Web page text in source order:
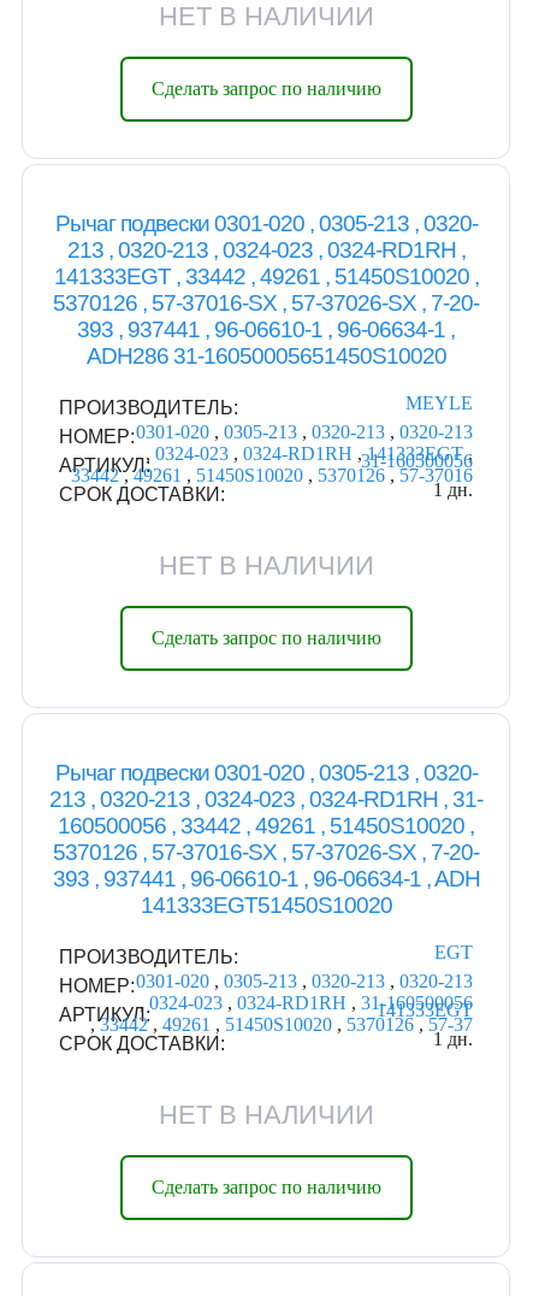
НЕТ В НАЛИЧИИ
Сделать запрос по наличию
Рычаг подвески 0301-020 , 0305-213 , 0320-
213 , 0320-213 , 0324-023 , 0324-RD1RH ,
141333EGT , 33442 , 49261 , 51450S10020 ,
5370126 , 57-37016-SX , 57-37026-SX , 7-20-
393 , 937441 , 96-06610-1 , 96-06634-1 ,
ADH286 31-16050005651450S10020
ПРОИЗВОДИТЕЛЬ:
MEYLE
НОМЕР:0301-020 ,0305-213 ,0320-213 ,0320-213
,0324-023 ,0324-RD1RH ,141333EGT,
33442,49261 , 51450S10020 , 5370126 , 57-37016
АРТИКУЛ:
31-160500056
СРОК ДОСТАВКИ:
1 дн.
НЕТ В НАЛИЧИИ
Сделать запрос по наличию
Рычаг подвески 0301-020 , 0305-213 , 0320-
213 , 0320-213 , 0324-023 , 0324-RD1RH , 31-
160500056 , 33442 , 49261 , 51450S10020 ,
5370126 , 57-37016-SX , 57-37026-SX , 7-20-
393 , 937441 , 96-06610-1 , 96-06634-1 , ADH
141333EGT51450S10020
ПРОИЗВОДИТЕЛЬ:
EGT
НОМЕР:0301-020 ,0305-213 ,0320-213 ,0320-213
,0324-023 ,0324-RD1RH ,31-160500056
,33442 ,49261 , 51450S10020 , 5370126 , 57-37
АРТИКУЛ:
141333EGT
СРОК ДОСТАВКИ:
1 дн.
НЕТ В НАЛИЧИИ
Сделать запрос по наличию